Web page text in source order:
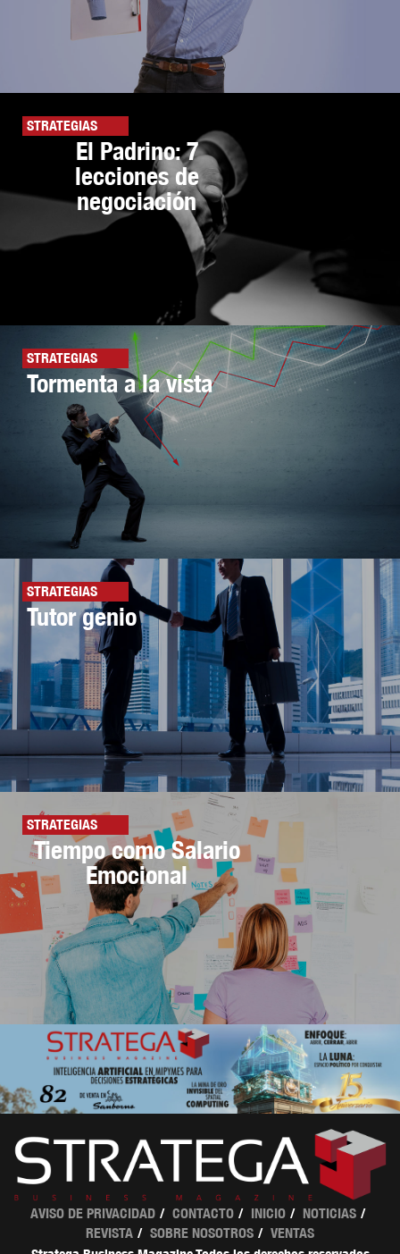
STRATEGIAS
El Padrino: 7
lecciones de
negociación
STRATEGIAS
Tormenta a la vista
STRATEGIAS
Tutor genio
STRATEGIAS
Tiempo como Salario
Emocional
AVISO DE PRIVACIDAD CONTACTO INICIO
NOTICIAS
REVISTA
SOBRE NOSOTROS
VENTAS